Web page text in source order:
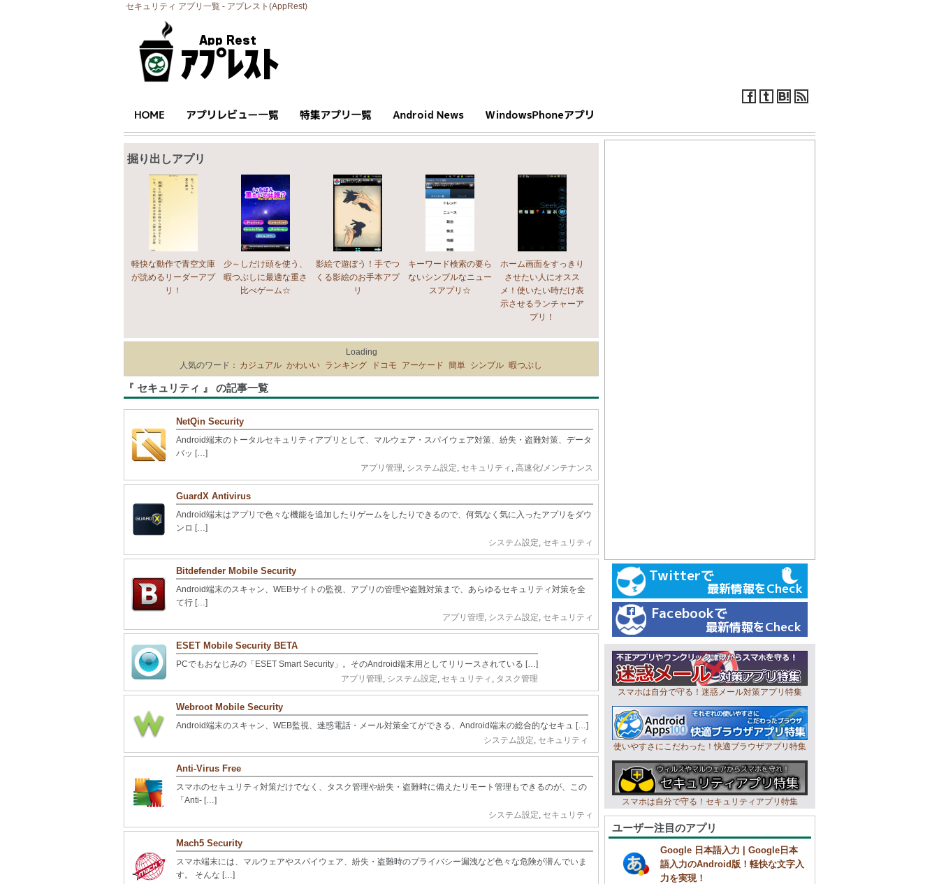
セキュリティ アプリ一覧 - アプレスト(AppRest)
掘り出しアプリ
軽快な動作で青空文庫
が読めるリーダーアプ
リ！
少～しだけ頭を使う、
暇つぶしに最適な重さ
比べゲーム☆
影絵で遊ぼう！手でつ
くる影絵のお手本アプ
リ
キーワード検索の要ら
ないシンプルなニュー
スアプリ☆
ホーム画面をすっきり
させたい人にオスス
メ！使いたい時だけ表
示させるランチャーア
プリ！
Loading
人気のワード： カジュアル かわいい ランキング ドコモ アーケード 簡単 シンプル 暇つぶし
『 セキュリティ 』 の記事一覧
NetQin Security
Android端末のトータルセキュリティアプリとして、マルウェア・スパイウェア対策、紛失・盗難対策、データ
バッ […]
アプリ管理, システム設定, セキュリティ , 高速化/メンテナンス
GuardX Antivirus
Android端末はアプリで色々な機能を追加したりゲームをしたりできるので、何気なく気に入ったアプリをダウ
ンロ […]
システム設定, セキュリティ
Bitdefender Mobile Security
Android端末のスキャン、WEBサイトの監視、アプリの管理や盗難対策まで、あらゆるセキュリティ対策を全
て行 […]
アプリ管理, システム設定, セキュリティ
ESET Mobile Security BETA
PCでもおなじみの「ESET Smart Security」。そのAndroid端末用としてリリースされている […]
アプリ管理, システム設定, セキュリティ , タスク管理
Webroot Mobile Security
Android端末のスキャン、WEB監視、迷惑電話・メール対策全てができる、Android端末の総合的なセキュ […]
システム設定, セキュリティ
Anti-Virus Free
スマホのセキュリティ対策だけでなく、タスク管理や紛失・盗難時に備えたリモート管理もできるのが、この
「Anti- […]
システム設定, セキュリティ
Mach5 Security
スマホ端末には、マルウェアやスパイウェア、紛失・盗難時のプライバシー漏洩など色々な危険が潜んでいま
す。 そんな […]
スマホは自分で守る！迷惑メール対策アプリ特集
使いやすさにこだわった！快適ブラウザアプリ特集
スマホは自分で守る！セキュリティアプリ特集
ユーザー注目のアプリ
Google 日本語入力 | Google日本
語入力のAndroid版！軽快な文字入
力を実現！